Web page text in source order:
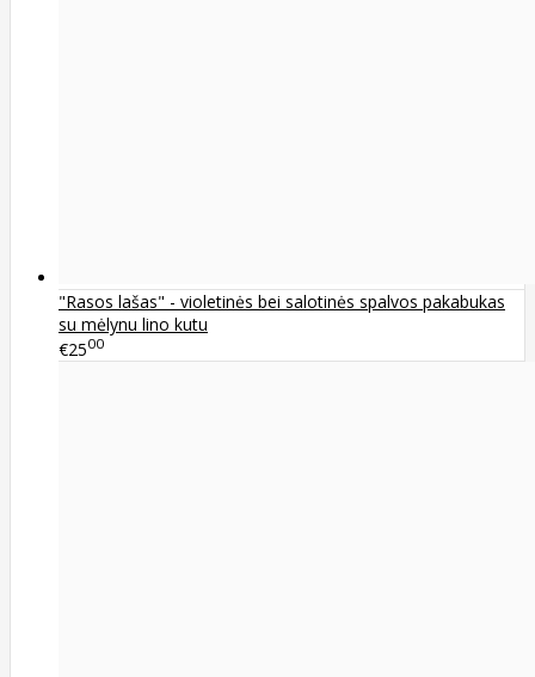
"Rasos lašas" - violetinės bei salotinės spalvos pakabukas
su mėlynu lino kutu
€2500